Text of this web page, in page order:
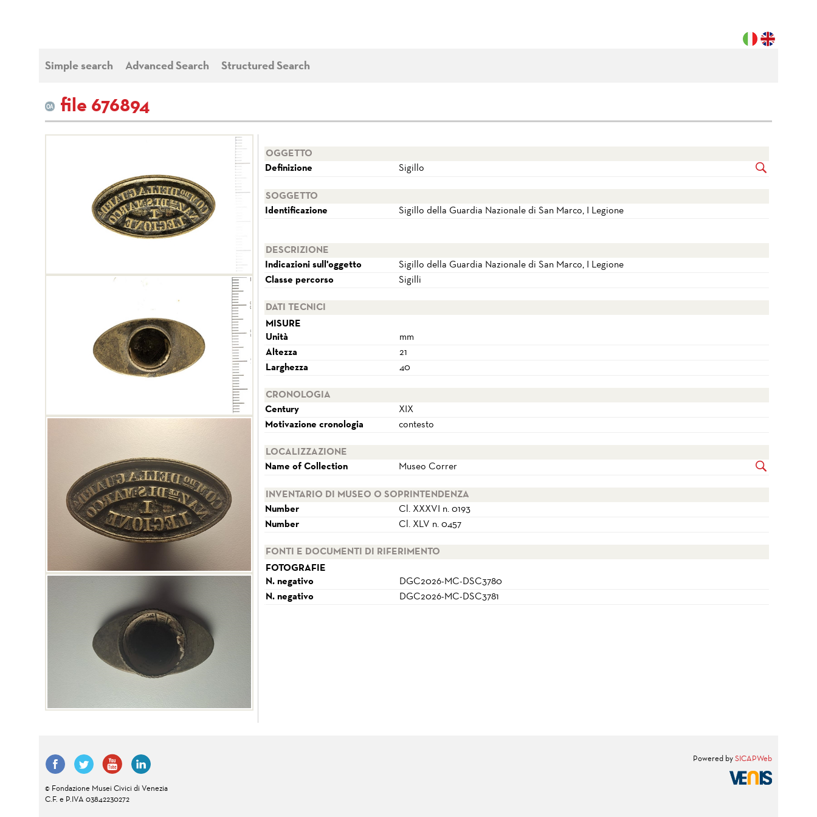
Simple search Advanced Search Structured Search
file 676894
OGGETTO
Definizione
Sigillo
SOGGETTO
Identificazione
Sigillo della Guardia Nazionale di San Marco, I Legione
DESCRIZIONE
Indicazioni sull'oggetto
Sigillo della Guardia Nazionale di San Marco, I Legione
Classe percorso
Sigilli
DATI TECNICI
MISURE
Unità
mm
Altezza
21
Larghezza
40
CRONOLOGIA
Century
XIX
Motivazione cronologia
contesto
LOCALIZZAZIONE
Name of Collection
Museo Correr
INVENTARIO DI MUSEO O SOPRINTENDENZA
Number
Cl. XXXVI n. 0193
Number
Cl. XLV n. 0457
FONTI E DOCUMENTI DI RIFERIMENTO
FOTOGRAFIE
N. negativo
DGC2026-MC-DSC3780
N. negativo
DGC2026-MC-DSC3781
© Fondazione Musei Civici di Venezia
C.F. e P.IVA 03842230272
Powered by SICAPWeb